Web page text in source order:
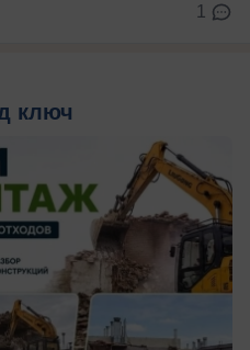
1
ключ